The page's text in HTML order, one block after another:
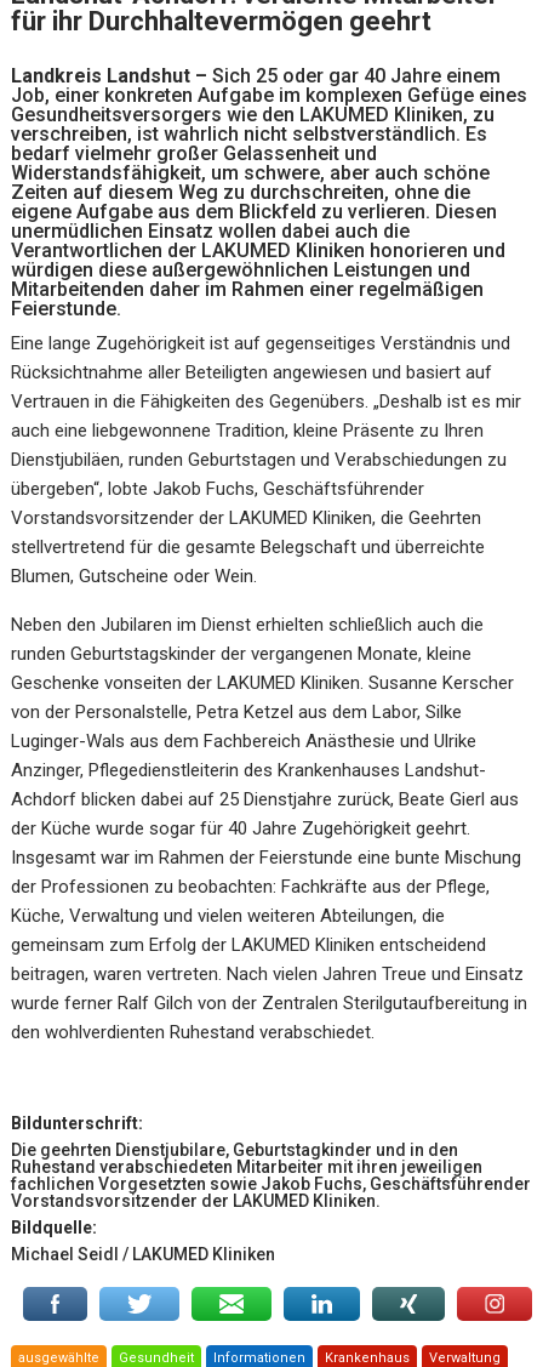
für ihr Durchhaltevermögen geehrt
Landkreis Landshut –Sich 25 oder gar 40 Jahre einem
Job, einer konkreten Aufgabe im komplexen Gefüge eines
Gesundheitsversorgers wie den LAKUMED Kliniken, zu
verschreiben, ist wahrlich nicht selbstverständlich. Es
bedarf vielmehr großer Gelassenheit und
Widerstandsfähigkeit, um schwere, aber auch schöne
Zeiten auf diesem Weg zu durchschreiten, ohne die
eigene Aufgabe aus dem Blickfeld zu verlieren. Diesen
unermüdlichen Einsatz wollen dabei auch die
Verantwortlichen der LAKUMED Kliniken honorieren und
würdigen diese außergewöhnlichen Leistungen und
Mitarbeitenden daher im Rahmen einer regelmäßigen
Feierstunde.
Eine lange Zugehörigkeit ist auf gegenseitiges Verständnis und
Rücksichtnahme aller Beteiligten angewiesen und basiert auf
Vertrauen in die Fähigkeiten des Gegenübers. „Deshalb ist es mir
auch eine liebgewonnene Tradition, kleine Präsente zu Ihren
Dienstjubiläen, runden Geburtstagen und Verabschiedungen zu
übergeben“, lobte Jakob Fuchs, Geschäftsführender
Vorstandsvorsitzender der LAKUMED Kliniken, die Geehrten
stellvertretend für die gesamte Belegschaft und überreichte
Blumen, Gutscheine oder Wein.
Neben den Jubilaren im Dienst erhielten schließlich auch die
runden Geburtstagskinder der vergangenen Monate, kleine
Geschenke vonseiten der LAKUMED Kliniken. Susanne Kerscher
von der Personalstelle, Petra Ketzel aus dem Labor, Silke
Luginger-Wals aus dem Fachbereich Anästhesie und Ulrike
Anzinger, Pflegedienstleiterin des Krankenhauses Landshut-
Achdorf blicken dabei auf 25 Dienstjahre zurück, Beate Gierl aus
der Küche wurde sogar für 40 Jahre Zugehörigkeit geehrt.
Insgesamt war im Rahmen der Feierstunde eine bunte Mischung
der Professionen zu beobachten: Fachkräfte aus der Pflege,
Küche, Verwaltung und vielen weiteren Abteilungen, die
gemeinsam zum Erfolg der LAKUMED Kliniken entscheidend
beitragen, waren vertreten. Nach vielen Jahren Treue und Einsatz
wurde ferner Ralf Gilch von der Zentralen Sterilgutaufbereitung in
den wohlverdienten Ruhestand verabschiedet.
Bildunterschrift:
Die geehrten Dienstjubilare, Geburtstagkinder und in den
Ruhestand verabschiedeten Mitarbeiter mit ihren jeweiligen
fachlichen Vorgesetzten sowie Jakob Fuchs, Geschäftsführender
Vorstandsvorsitzender der LAKUMED Kliniken.
Bildquelle:
Michael Seidl / LAKUMED Kliniken
ausgewählte Gesundheit Informationen Krankenhaus Verwaltung